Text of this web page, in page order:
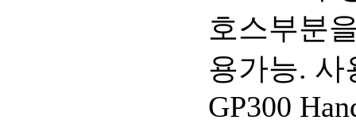
호스부분
용가능. 사
GP300